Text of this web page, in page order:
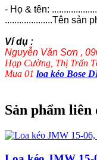
- Họ & tên:
....................Tên sản
Ví dụ :
Nguyễn Văn Sơn ,
Hạp Cường, Thị Trấn
Mua 01 loa kéo Bose
Sản phẩm liên